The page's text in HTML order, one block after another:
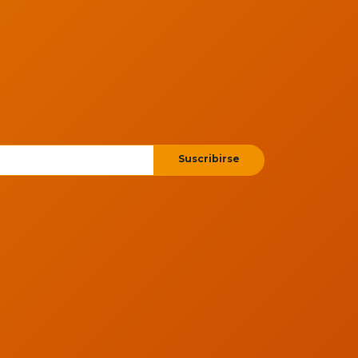
Suscribirse